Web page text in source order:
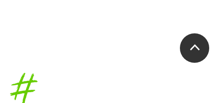
Accueil